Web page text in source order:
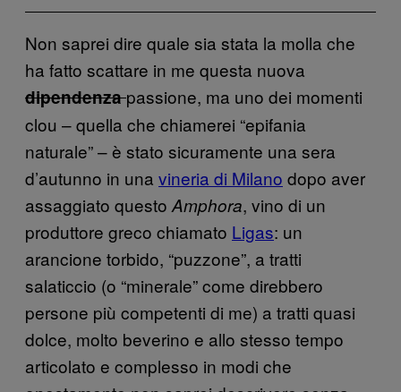
Non saprei dire quale sia stata la molla che
ha fatto scattare in me questa nuova
dipendenza passione, ma uno dei momenti
clou – quella che chiamerei “epifania
naturale” – è stato sicuramente una sera
d’autunno in una vineria di Milano dopo aver
assaggiato questo Amphora, vino di un
produttore greco chiamato Ligas: un
arancione torbido, “puzzone”, a tratti
salaticcio (o “minerale” come direbbero
persone più competenti di me) a tratti quasi
dolce, molto beverino e allo stesso tempo
articolato e complesso in modi che